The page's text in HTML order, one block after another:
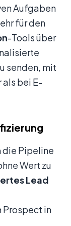
Aufgaben
für den
-Tools über
senden, mit
bei E-
die Pipeline
Wert zu
Lead
Prospect in